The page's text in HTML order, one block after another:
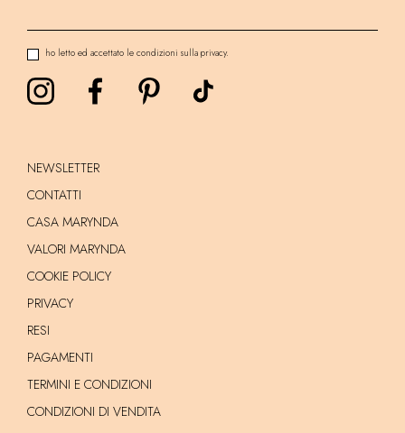
ho letto ed accettato le condizioni sulla privacy.
NEWSLETTER
CONTATTI
CASA MARYNDA
VALORI MARYNDA
COOKIE POLICY
PRIVACY
RESI
PAGAMENTI
TERMINI E CONDIZIONI
CONDIZIONI DI VENDITA